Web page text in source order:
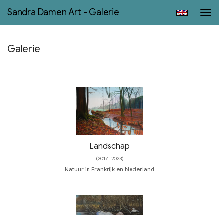
Sandra Damen Art - Galerie
Galerie
Landschap
(2017 - 2023)
Natuur in Frankrijk en Nederland